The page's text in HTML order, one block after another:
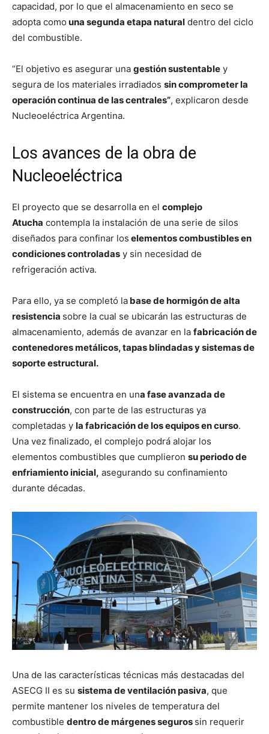
capacidad, por lo que el almacenamiento en seco se
adopta como una segunda etapa natural dentro del ciclo
del combustible.
“El objetivo es asegurar una gestión sustentable y
segura de los materiales irradiados sin comprometer la
operación continua de las centrales”, explicaron desde
Nucleoeléctrica Argentina.
Los avances de la obra de
Nucleoeléctrica
El proyecto que se desarrolla en el complejo
Atucha contempla la instalación de una serie de silos
diseñados para confinar los elementos combustibles en
condiciones controladas y sin necesidad de
refrigeración activa.
Para ello, ya se completó la base de hormigón de alta
resistencia sobre la cual se ubicarán las estructuras de
almacenamiento, además de avanzar en la fabricación de
contenedores metálicos, tapas blindadas y sistemas de
soporte estructural.
El sistema se encuentra en una fase avanzada de
construcción, con parte de las estructuras ya
completadas y la fabricación de los equipos en curso.
Una vez finalizado, el complejo podrá alojar los
elementos combustibles que cumplieron su periodo de
enfriamiento inicial, asegurando su confinamiento
durante décadas.
Una de las características técnicas más destacadas del
ASECG II es su sistema de ventilación pasiva, que
permite mantener los niveles de temperatura del
combustible dentro de márgenes seguros sin requerir